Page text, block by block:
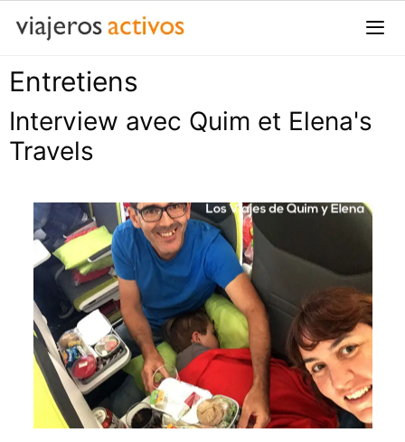
Passer
contenu
Entretiens
Interview avec Quim et Elena's
Travels